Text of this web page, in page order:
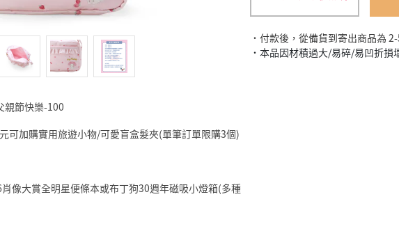
˙付款後，從備貨到寄出商品為
˙本品因材積過大/易碎/易凹折損
親節快樂-100
可加購實用旅遊小物/可愛盲盒髮夾(單筆訂單限購3個)
像大賞全明星便條本或布丁狗30週年磁吸小燈箱(多種